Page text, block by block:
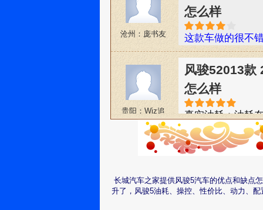
沧州：庞书友
怎么样
这款车做的很不
贵阳：Wjz追
梦者
风骏52013款
怎么样
真实油耗：油耗
皮卡看着舒服，
一不好就是钢板
贵阳：箬水中
风骏52015款
皮卡是汽车市场
长城汽车之家提供风骏5汽车的优点和缺点
升了，风骏5油耗、操控、性价比、动力、